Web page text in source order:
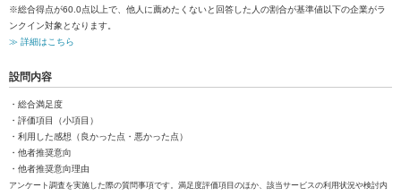
※総合得点が60.0点以上で、他人に薦めたくないと回答した人の割合が基準値以下の企業がラ
ンクイン対象となります。
≫ 詳細はこちら
設問内容
・総合満足度
・評価項目（小項目）
・利用した感想（良かった点・悪かった点）
・他者推奨意向
・他者推奨意向理由
アンケート調査を実施した際の質問事項です。満足度評価項目のほか、該当サービスの利用状況や検討内